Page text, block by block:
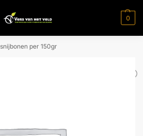
0
snijbonen per 150gr